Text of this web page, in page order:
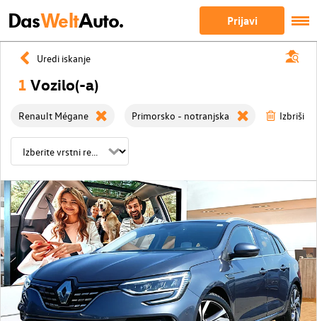
DasWeltAuto. Prijavi
Uredi iskanje
1 Vozilo(-a)
Renault Mégane Primorsko - notranjska Izbriši